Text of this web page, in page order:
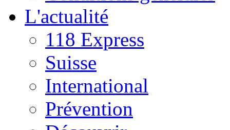
L'actualité
118 Express
Suisse
International
Prévention